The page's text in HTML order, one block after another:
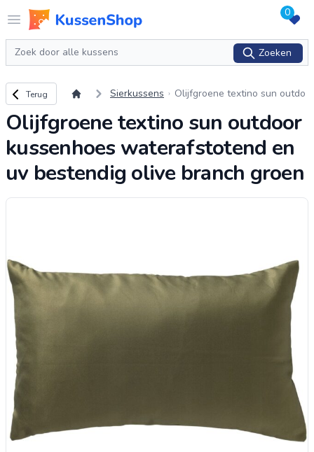
Open menu
Logo www.kussenshop.nl 0
Zoeken
Zoeken
Terug naar overzicht
Terug Sierkussens
Olijfgroene textino sun outdo
d en uv bestendig olive branc
Olijfgroene textino sun outdoor
kussenhoes waterafstotend en
uv bestendig olive branch groen